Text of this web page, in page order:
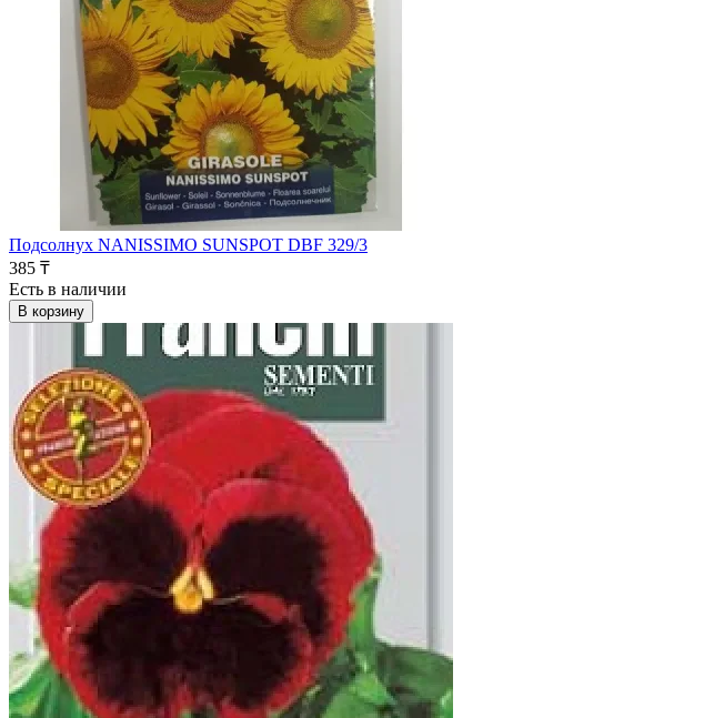
Подсолнух NANISSIMO SUNSPOT DBF 329/3
385 ₸
Есть в наличии
В корзину